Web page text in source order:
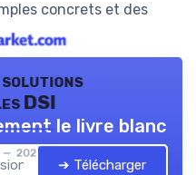
concrets et des
solutions
DSI
2026
le livre blanc
➔ Télécharger